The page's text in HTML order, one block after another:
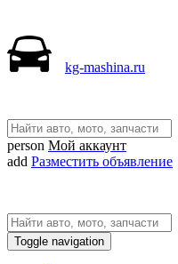
kg-mashina.ru
person Мой аккаунт
add Разместить объявление
Toggle navigation